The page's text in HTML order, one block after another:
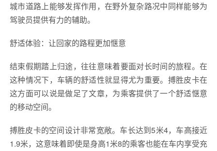
城市道路上能够发挥作用，在野外复杂路况中同样能够为
驾驶员提供有力的辅助。
舒适体验：让回家的路程更加惬意
结束假期踏上归途，往往意味着要面对长时间的旅程。在
这种情况下，车辆的舒适性就显得尤为重要。搏胜皮卡在
这方面可以说是做足了文章，为乘客提供了一个舒适惬意
的移动空间。
搏胜皮卡的空间设计非常宽敞。车长达到5米4，车高接近
1.9米，这意味着即使是身高1米8的乘客也能在车内享受充